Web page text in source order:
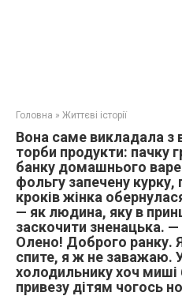
Головна » Життєві історії
Вона саме викладала з
торби продукти: пачку
банку домашнього
фольгу запечену курку,
кроків жінка
— як людина, яку в
заскочити зненацька.
Олено! Доброго ранку.
спите, я ж не заважаю.
холодильнику хоч
привезу дітям чогось